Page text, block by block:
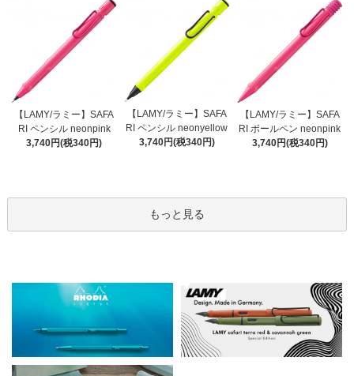
【LAMY/ラミー】SAFA
RI ペンシル neonpink
3,740円(税340円)
【LAMY/ラミー】SAFA
RI ペンシル neonyellow
3,740円(税340円)
【LAMY/ラミー】SAFA
RI ボールペン neonpink
3,740円(税340円)
もっと見る